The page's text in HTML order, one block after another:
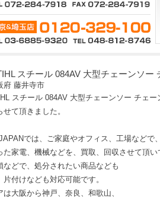
スチール 084AV 大型チェーンソー
府 藤井寺市
スチール 084AV 大型チェーンソー チェー
せて頂きました。
では、ご家庭やオフィス、工場などで、
た家電、機械などを、買取、回収させて頂い
などで、処分されたい商品なども
片付けなども対応可能です。
は大阪から神戸、奈良、和歌山、